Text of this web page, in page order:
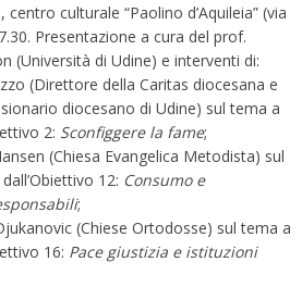
culturale “Paolino d’Aquileia” (via
Presentazione a cura del prof.
(Università di Udine) e interventi di:
(Direttore della Caritas diocesana e
diocesano di Udine) sul tema a
2: Sconfiggere la fame;
(Chiesa Evangelica Metodista) sul
12: Consumo e
;
(Chiese Ortodosse) sul tema a
16: Pace giustizia e istituzioni